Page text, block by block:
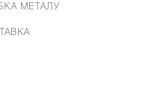
МЕТАЛУ